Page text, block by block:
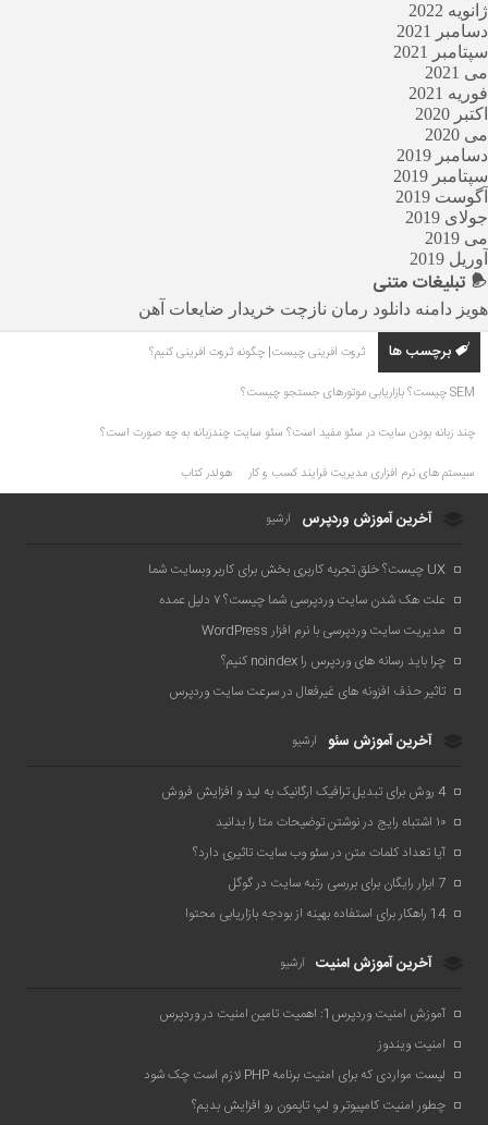
ژانویه 2022
دسامبر 2021
سپتامبر 2021
می 2021
فوریه 2021
اکتبر 2020
می 2020
دسامبر 2019
سپتامبر 2019
آگوست 2019
جولای 2019
می 2019
آوریل 2019
تبلیغاتمتنی
هویز دامنه دانلود رمان نازچت خریدار ضایعات آهن
برچسب ها ثروت آفرینی چیست| چگونه ثروت آفرینی کنیم؟
SEM چیست؟ بازاریابی موتورهای جستجو چیست؟
چند زبانه بودن سایت در سئو مفید است؟ سئو سایت چندزبانه به چه صورت است؟
سیستم های نرم افزاری مدیریت فرایند کسب و کار هولدر کتاب
آخرین آموزش وردپرس آرشیو
UX چیست؟ خلق تجربه کاربری بخش برای کاربر وبسایت شما
علت هک شدن سایت وردپرسی شما چیست؟ ۷ دلیل عمده
مدیریت سایت وردپرسی با نرم افزار WordPress
چرا باید رسانه های وردپرس را noindex کنیم؟
تاثیر حذف افزونه های غیرفعال در سرعت سایت وردپرس
آخرین آموزش سئو آرشیو
4 روش برای تبدیل ترافیک ارگانیک به لید و افزایش فروش
۱۰ اشتباه رایج در نوشتن توضیحات متا را بدانید
آیا تعداد کلمات متن در سئو وب سایت تاثیری دارد؟
7 ابزار رایگان برای بررسی رتبه سایت در گوگل
14 راهکار برای استفاده بهینه از بودجه بازاریابی محتوا
آخرین آموزش امنیت آرشیو
آموزش امنیت وردپرس1: اهمیت تامین امنیت در وردپرس
امنیت ویندوز
لیست مواردی که برای امنیت برنامه PHP لازم است چک شود
چطور امنیت کامپیوتر و لپ تاپمون رو افزایش بدیم؟